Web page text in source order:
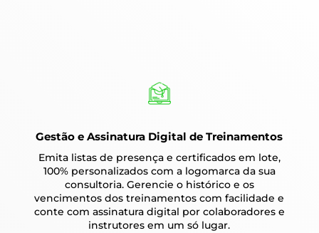
Gestão e Assinatura Digital de Treinamentos
Emita listas de presença e certificados em lote,
100% personalizados com a logomarca da sua
consultoria. Gerencie o histórico e os
vencimentos dos treinamentos com facilidade e
conte com assinatura digital por colaboradores e
instrutores em um só lugar.